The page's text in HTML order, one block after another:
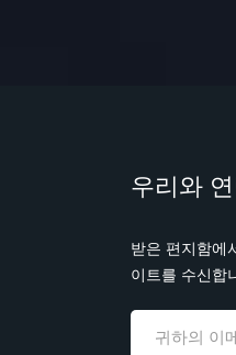
우리와
받은 편지함에
이트를 수신합